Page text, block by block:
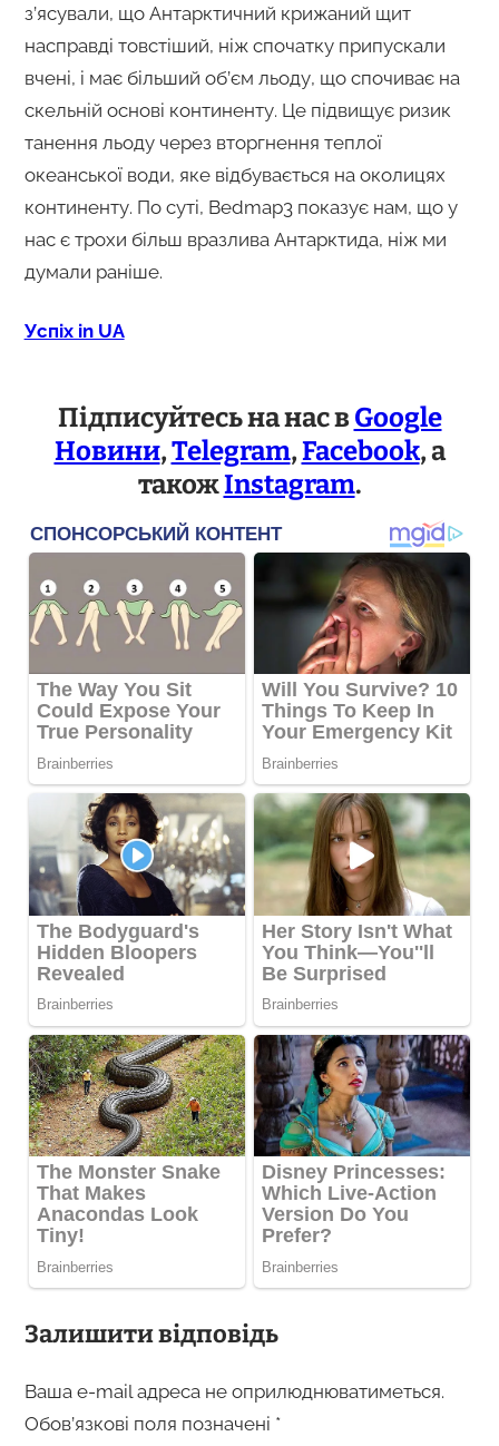
з’ясували, що Антарктичний крижаний щит
насправді товстіший, ніж спочатку припускали
вчені, і має більший об’єм льоду, що спочиває на
скельній основі континенту. Це підвищує ризик
танення льоду через вторгнення теплої
океанської води, яке відбувається на околицях
континенту. По суті, Bedmap3 показує нам, що у
нас є трохи більш вразлива Антарктида, ніж ми
думали раніше.
Успіх in UA
Підписуйтесь на нас вGoogle
Новини,Telegram,Facebook, а
такожInstagram.
Залишити відповідь
Ваша e-mail адреса не оприлюднюватиметься.
Обов’язкові поля позначені *